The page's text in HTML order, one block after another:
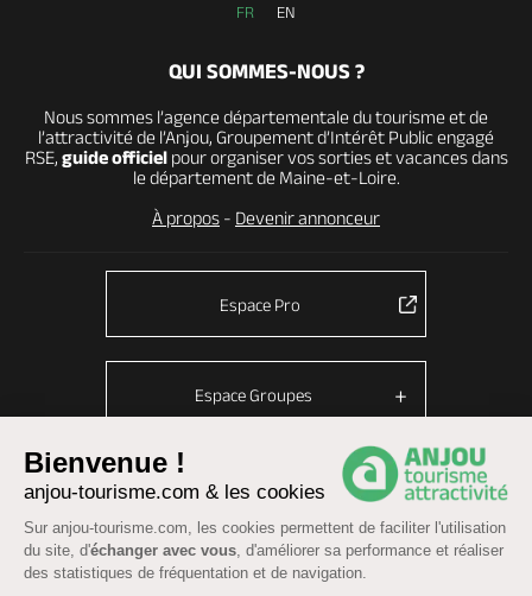
Bienvenue !
anjou-tourisme.com & les cookies
Sur anjou-tourisme.com, les cookies permettent de faciliter l'utilisation
du site, d'échanger avec vous, d'améliorer sa performance et réaliser
des statistiques de fréquentation et de navigation.
FR EN
QUI SOMMES-NOUS ?
Nous sommes l’agence départementale du tourisme et de
l’attractivité de l’Anjou, Groupement d’Intérêt Public engagé
RSE, guide officielpour organiser vos sorties et vacances dans
le département de Maine-et-Loire.
À propos - Devenir annonceur
Espace Pro
Espace Groupes
© Anjou tourisme 2026 -Plan du site-Fonctionnement du site
Mentions légales Données personnelles
CGU Réservation-Accessibilité : partiellement conforme